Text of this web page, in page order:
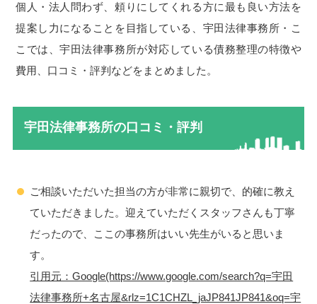
個人・法人問わず、頼りにしてくれる方に最も良い方法を
提案し力になることを目指している、宇田法律事務所・こ
こでは、宇田法律事務所が対応している債務整理の特徴や
費用、口コミ・評判などをまとめました。
宇田法律事務所の口コミ・評判
ご相談いただいた担当の方が非常に親切で、的確に教え
ていただきました。迎えていただくスタッフさんも丁寧
だったので、ここの事務所はいい先生がいると思いま
す。
引用元：Google(https://www.google.com/search?q=宇田
法律事務所+名古屋&rlz=1C1CHZL_jaJP841JP841&oq=宇